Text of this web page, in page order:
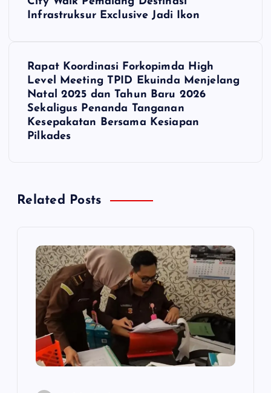
Infrastruksur Exclusive Jadi Ikon
Rapat Koordinasi Forkopimda High
Level Meeting TPID Ekuinda Menjelang
Natal 2025 dan Tahun Baru 2026
Sekaligus Penanda Tanganan
Kesepakatan Bersama Kesiapan
Pilkades
Related Posts